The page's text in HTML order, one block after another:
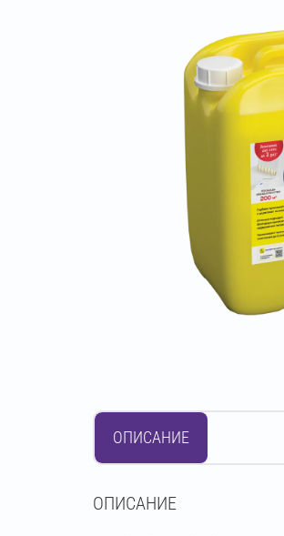
ОПИСАНИЕ
OПИСАНИЕ